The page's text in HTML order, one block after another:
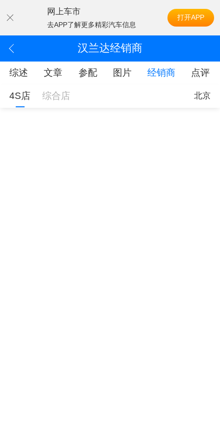
网上车市
去APP了解更多精彩汽车信息
打开APP
汉兰达经销商
综述 文章 参配 图片 经销商 点评
4S店 综合店 北京